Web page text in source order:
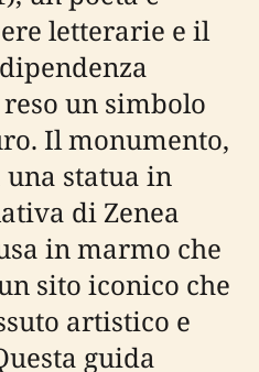
letterarie e il
un simbolo
Il monumento,
statua in
di Zenea
in marmo che
sito iconico che
artistico e
guida